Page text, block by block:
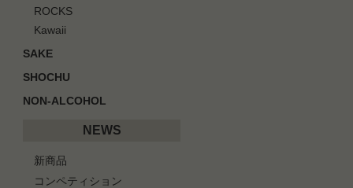
ROCKS
Kawaii
SAKE
SHOCHU
NON-ALCOHOL
NEWS
新商品
コンペティション